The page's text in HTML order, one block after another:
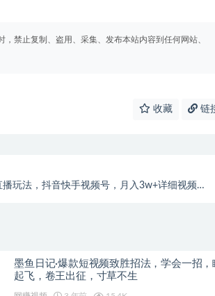
禁止复制、盗用、采集、发布本站内容到任何网站、
收藏 链
玩法，抖音快手视频号，月入3w+详细视频课
墨鱼日记·爆款短视频致胜招法，学会一招，
起飞，卷王出征，寸草不生